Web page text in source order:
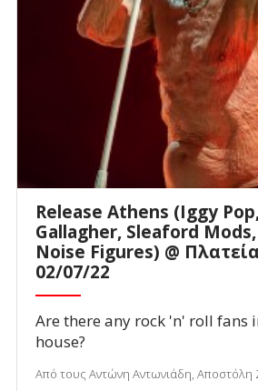
Release Athens (Iggy
Gallagher, Sleaford
Noise Figures) @
02/07/22
Are there any rock 'n' roll fans
house?
Από τους Αντώνη Αντωνιάδη, Αποστόλη